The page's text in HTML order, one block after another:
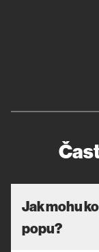
Jak mohu
popu?